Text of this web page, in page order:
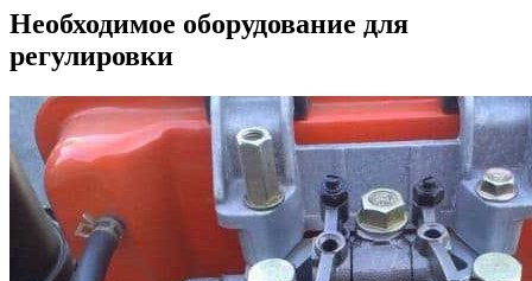
Необходимое оборудование для
регулировки